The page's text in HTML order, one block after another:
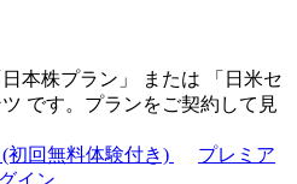
日本株プラン 」 または 「 日米セ
です。プランをご契約して見
(初回無料体験付き)
プレミア
イン